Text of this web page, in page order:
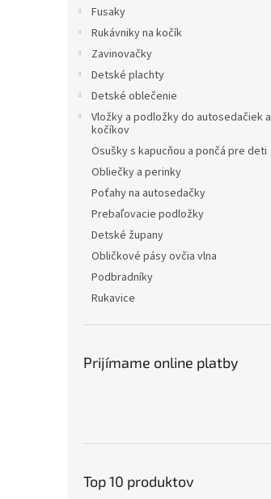
Fusaky
Rukávniky na kočík
Zavinovačky
Detské plachty
Detské oblečenie
Vložky a podložky do autosedačiek a
kočíkov
Osušky s kapucňou a pončá pre deti
Obliečky a perinky
Poťahy na autosedačky
Prebaľovacie podložky
Detské župany
Obličkové pásy ovčia vlna
Podbradníky
Rukavice
Prijímame online platby
Top 10 produktov